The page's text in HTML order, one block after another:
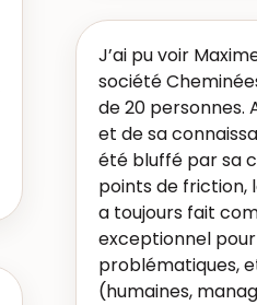
J’ai pu voir
société
de 20 personnes.
et de sa
été bluffé par sa
points de friction,
a toujours fait
exceptionnel
problématiques,
(humaines,